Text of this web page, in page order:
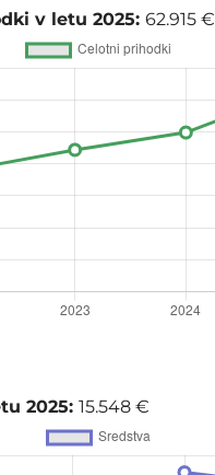
v letu 2025: 62.915 €
2025: 15.548 €